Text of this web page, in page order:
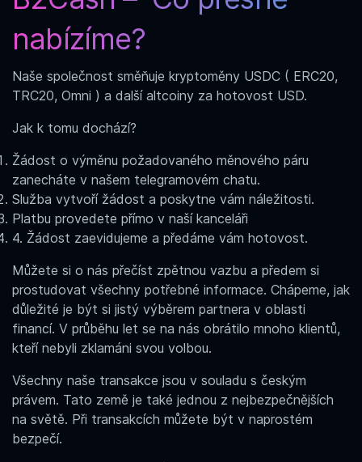
nabízíme?
Naše společnost směňuje kryptoměny USDC ( ERC20,
TRC20, Omni ) a další altcoiny za hotovost USD.
Jak k tomu dochází?
Žádost o výměnu požadovaného měnového páru
zanecháte v našem telegramovém chatu.
Služba vytvoří žádost a poskytne vám náležitosti.
Platbu provedete přímo v naší kanceláři
4. Žádost zaevidujeme a předáme vám hotovost.
Můžete si o nás přečíst zpětnou vazbu a předem si
prostudovat všechny potřebné informace. Chápeme, jak
důležité je být si jistý výběrem partnera v oblasti
financí. V průběhu let se na nás obrátilo mnoho klientů,
kteří nebyli zklamáni svou volbou.
Všechny naše transakce jsou v souladu s českým
právem. Tato země je také jednou z nejbezpečnějších
na světě. Při transakcích můžete být v naprostém
bezpečí.